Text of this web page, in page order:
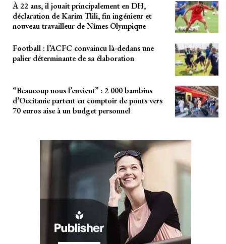
À 22 ans, il jouait principalement en DH,
déclaration de Karim Tlili, fin ingénieur et
nouveau travailleur de Nîmes Olympique
Football : l’ACFC convaincu là-dedans une
palier déterminante de sa élaboration
“Beaucoup nous l’envient” : 2 000 bambins
d’Occitanie partent en comptoir de ponts vers
70 euros aise à un budget personnel